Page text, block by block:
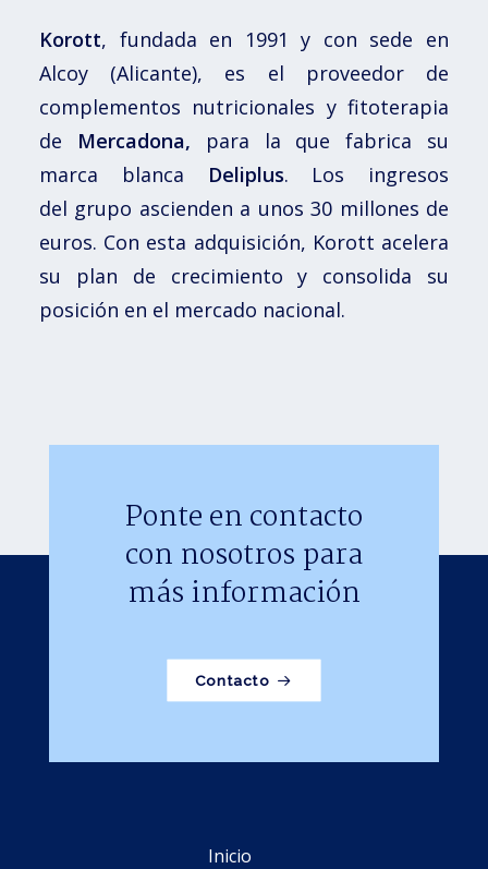
Korott, fundada en 1991 y con sede en
Alcoy (Alicante), es el proveedor de
complementos nutricionales y fitoterapia
de Mercadona, para la que fabrica su
marca blanca Deliplus. Los ingresos
del grupo ascienden a unos 30 millones de
euros. Con esta adquisición, Korott acelera
su plan de crecimiento y consolida su
posición en el mercado nacional.
Ponte en contacto
con nosotros para
más información
Contacto
Inicio